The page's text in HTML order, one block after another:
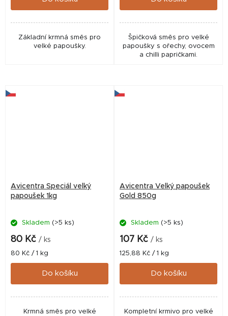
Základní krmná směs pro
velké papoušky.
Špičková směs pro velké
papoušky s ořechy, ovocem
a chilli papričkami.
Avicentra Speciál velký
papoušek 1kg
Skladem (>5 ks)
80 Kč / ks
Měrná
cena:
80 Kč / 1 kg
Do košíku
Krmná směs pro velké
Avicentra Velký papoušek
Gold 850g
Skladem (>5 ks)
107 Kč / ks
Měrná
cena:
125,88 Kč / 1 kg
Do košíku
Kompletní krmivo pro velké